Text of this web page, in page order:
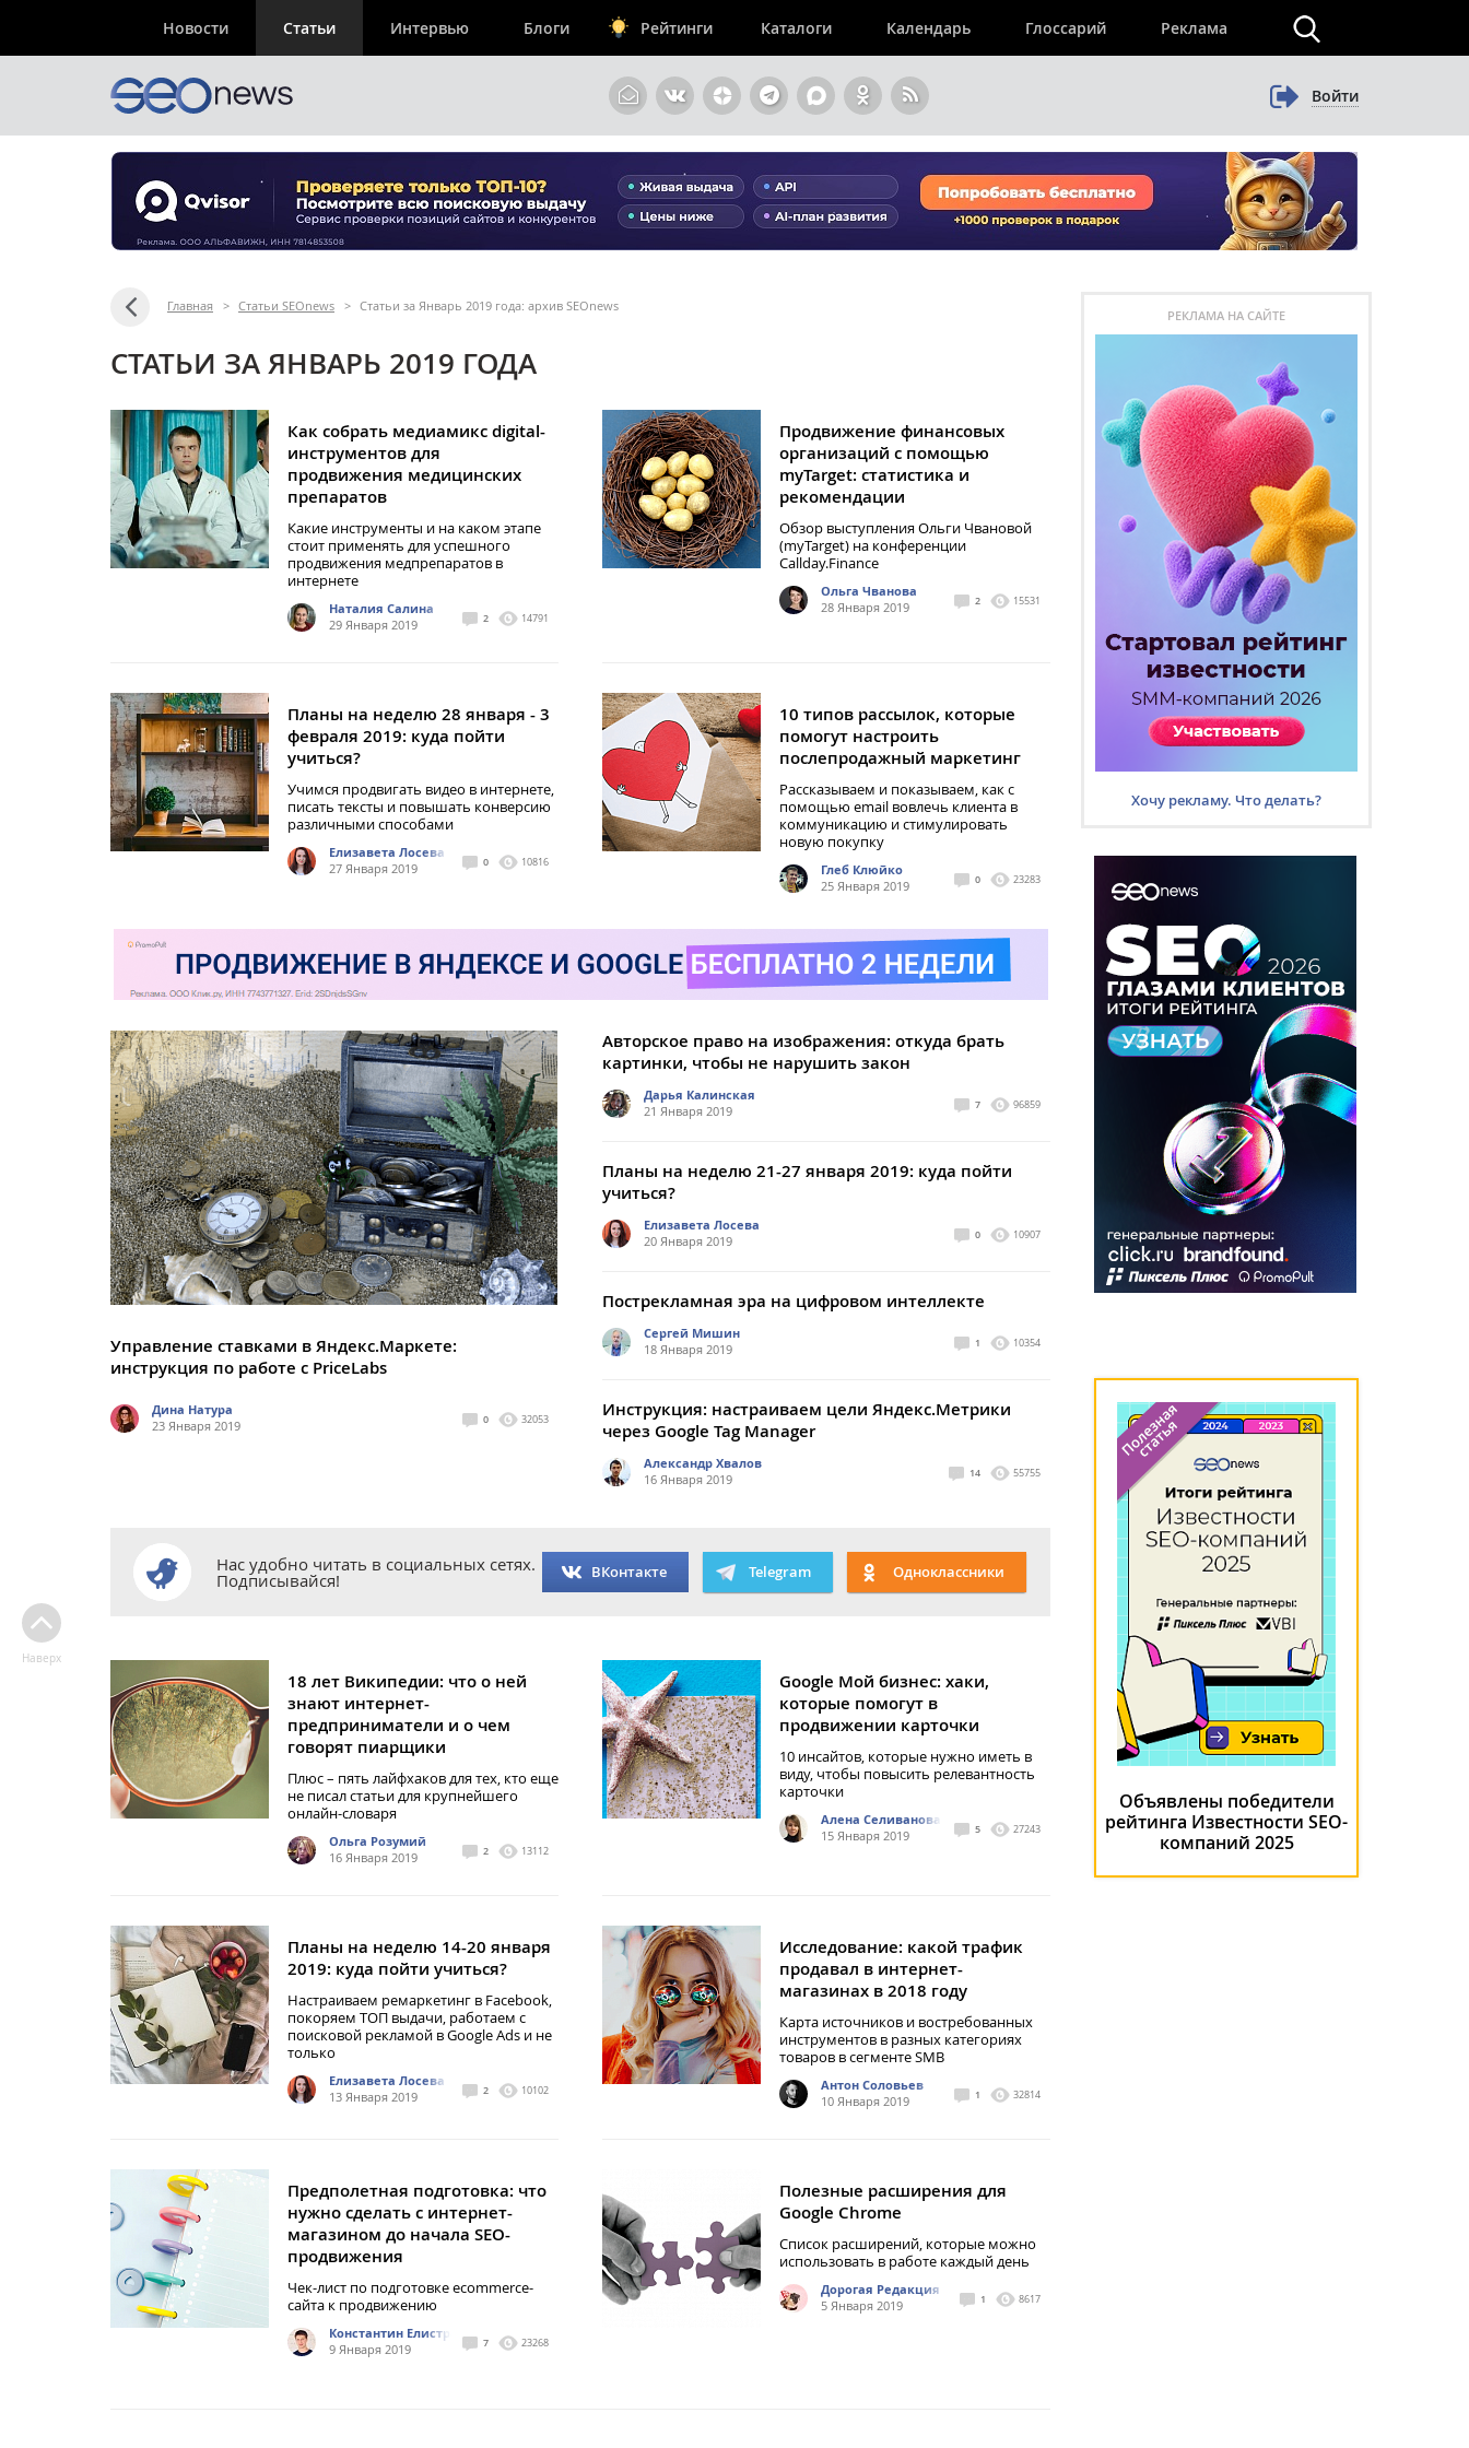
Новости Статьи Интервью Блоги Рейтинги Каталоги Календарь Глоссарий Реклама
Войти
Главная > Статьи SEOnews > Статьи за Январь 2019 года: архив SEOnews
СТАТЬИ ЗА ЯНВАРЬ 2019 ГОДА
Как собрать медиамикс digital-
инструментов для
продвижения медицинских
препаратов
Какие инструменты и на каком этапе
стоит применять для успешного
продвижения медпрепаратов в
интернете
Наталия Салина
29 Января 2019
2 14791
Продвижение финансовых
организаций с помощью
myTarget: статистика и
рекомендации
Обзор выступления Ольги Чвановой
(myTarget) на конференции
Callday.Finance
Ольга Чванова
28 Января 2019
2 15531
Планы на неделю 28 января - 3
февраля 2019: куда пойти
учиться?
Учимся продвигать видео в интернете,
писать тексты и повышать конверсию
различными способами
Елизавета Лосева
27 Января 2019
0 10816
10 типов рассылок, которые
помогут настроить
послепродажный маркетинг
Рассказываем и показываем, как с
помощью email вовлечь клиента в
коммуникацию и стимулировать
новую покупку
Глеб Клюйко
25 Января 2019
0 23283
Управление ставками в Яндекс.Маркете:
инструкция по работе с PriceLabs
Дина Натура
23 Января 2019
0 32053
Авторское право на изображения: откуда брать
картинки, чтобы не нарушить закон
Дарья Калинская
21 Января 2019
7 96859
Планы на неделю 21-27 января 2019: куда пойти
учиться?
Елизавета Лосева
20 Января 2019
0 10907
Пострекламная эра на цифровом интеллекте
Сергей Мишин
18 Января 2019
1 10354
Инструкция: настраиваем цели Яндекс.Метрики
через Google Tag Manager
Александр Хвалов
16 Января 2019
14 55755
Нас удобно читать в социальных сетях.
Подписывайся! ВКонтакте Telegram Одноклассники
18 лет Википедии: что о ней
знают интернет-
предприниматели и о чем
говорят пиарщики
Плюс – пять лайфхаков для тех, кто еще
не писал статьи для крупнейшего
онлайн-словаря
Ольга Розумий
16 Января 2019
2 13112
Google Мой бизнес: хаки,
которые помогут в
продвижении карточки
10 инсайтов, которые нужно иметь в
виду, чтобы повысить релевантность
карточки
Алена Селиванова
15 Января 2019
5 27243
Планы на неделю 14-20 января
2019: куда пойти учиться?
Настраиваем ремаркетинг в Facebook,
покоряем ТОП выдачи, работаем с
поисковой рекламой в Google Ads и не
только
Елизавета Лосева
13 Января 2019
2 10102
Исследование: какой трафик
продавал в интернет-
магазинах в 2018 году
Карта источников и востребованных
инструментов в разных категориях
товаров в сегменте SMB
Антон Соловьев
10 Января 2019
1 32814
Предполетная подготовка: что
нужно сделать с интернет-
магазином до начала SEO-
продвижения
Чек-лист по подготовке ecommerce-
сайта к продвижению
Константин Елистратов
9 Января 2019
7 23268
Полезные расширения для
Google Chrome
Список расширений, которые можно
использовать в работе каждый день
Дорогая Редакция
5 Января 2019
1 8617
Наверх
РЕКЛАМА НА САЙТЕ
Хочу рекламу. Что делать?
Объявлены победители
рейтинга Известности SEO-
компаний 2025